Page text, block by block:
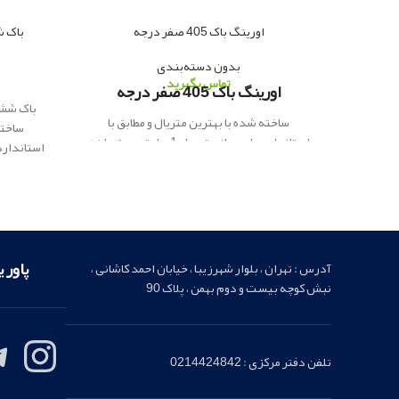
اورینگ باک 405 صفر درجه
بدون دسته‌بندی
تماس بگیریداورینگ باک 405 صفر درجه
ساخته شده با بهترین متریال و مطابق با
استانداردهای جهانی تحویل 1 ساعته در تهران /
باک
باک
آدرس : تهران ، بلوار شهرزیبا ، خیابان احمد کاشانی ،
نبش کوچه بیست و دوم بهمن ، پلاک 90
تلفن دفتر مرکزی : 0214424842